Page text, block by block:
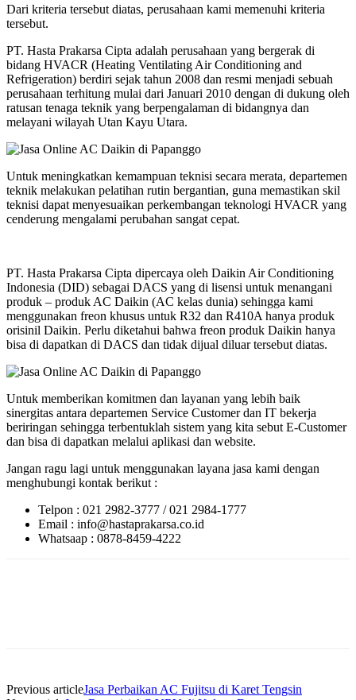
Dari kriteria tersebut diatas, perusahaan kami memenuhi kriteria
tersebut.
PT. Hasta Prakarsa Cipta adalah perusahaan yang bergerak di
bidang HVACR (Heating Ventilating Air Conditioning and
Refrigeration) berdiri sejak tahun 2008 dan resmi menjadi sebuah
perusahaan terhitung mulai dari Januari 2010 dengan di dukung oleh
ratusan tenaga teknik yang berpengalaman di bidangnya dan
melayani wilayah Utan Kayu Utara.
Untuk meningkatkan kemampuan teknisi secara merata, departemen
teknik melakukan pelatihan rutin bergantian, guna memastikan skil
teknisi dapat menyesuaikan perkembangan teknologi HVACR yang
cenderung mengalami perubahan sangat cepat.
PT. Hasta Prakarsa Cipta dipercaya oleh Daikin Air Conditioning
Indonesia (DID) sebagai DACS yang di lisensi untuk menangani
produk – produk AC Daikin (AC kelas dunia) sehingga kami
menggunakan freon khusus untuk R32 dan R410A hanya produk
orisinil Daikin. Perlu diketahui bahwa freon produk Daikin hanya
bisa di dapatkan di DACS dan tidak dijual diluar tersebut diatas.
Untuk memberikan komitmen dan layanan yang lebih baik
sinergitas antara departemen Service Customer dan IT bekerja
beriringan sehingga terbentuklah sistem yang kita sebut E-Customer
dan bisa di dapatkan melalui aplikasi dan website.
Jangan ragu lagi untuk menggunakan layana jasa kami dengan
menghubungi kontak berikut :
Telpon : 021 2982-3777 / 021 2984-1777
Email : info@hastaprakarsa.co.id
Whatsaap : 0878-8459-4222
Previous articleJasa Perbaikan AC Fujitsu di Karet Tengsin